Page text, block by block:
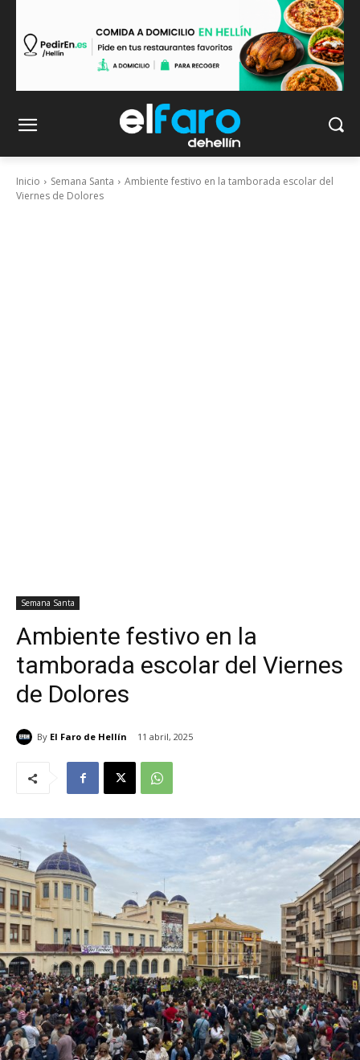
Inicio Semana Santa
Ambiente festivo en la tamborada escolar del
Viernes de Dolores
Semana Santa
Ambiente festivo en la
tamborada escolar del Viernes
de Dolores
By El Faro de Hellín 11 abril, 2025